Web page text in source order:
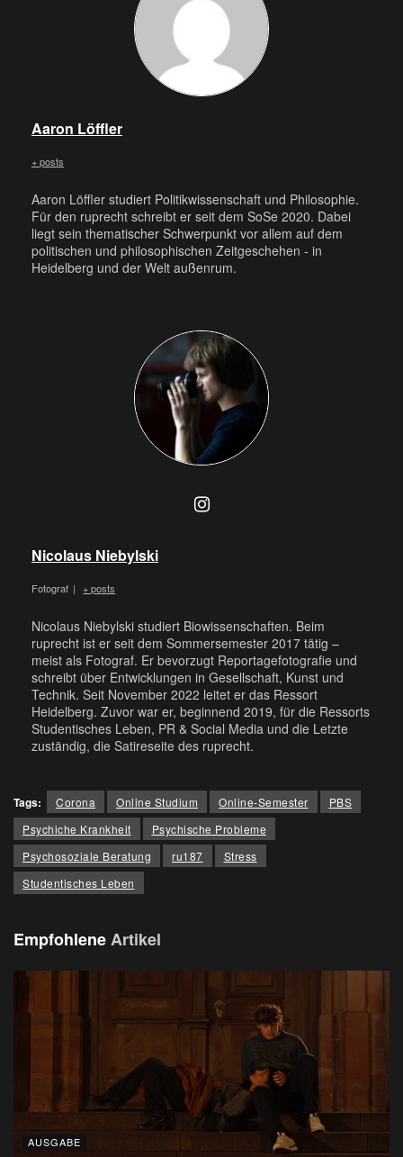
Aaron Löffler
+ posts
Aaron Löffler studiert Politikwissenschaft und Philosophie.
Für den ruprecht schreibt er seit dem SoSe 2020. Dabei
liegt sein thematischer Schwerpunkt vor allem auf dem
politischen und philosophischen Zeitgeschehen - in
Heidelberg und der Welt außenrum.
Nicolaus Niebylski
Fotograf | + posts
Nicolaus Niebylski studiert Biowissenschaften. Beim
ruprecht ist er seit dem Sommersemester 2017 tätig –
meist als Fotograf. Er bevorzugt Reportagefotografie und
schreibt über Entwicklungen in Gesellschaft, Kunst und
Technik. Seit November 2022 leitet er das Ressort
Heidelberg. Zuvor war er, beginnend 2019, für die Ressorts
Studentisches Leben, PR & Social Media und die Letzte
zuständig, die Satireseite des ruprecht.
Tags: Corona Online Studium Online-Semester
PBS
Psychiche Krankheit
Psychische Probleme
Psychosoziale Beratung
ru187
Stress
Studentisches Leben
EmpfohleneArtikel
AUSGABE